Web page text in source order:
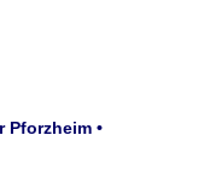
Pforzheim •